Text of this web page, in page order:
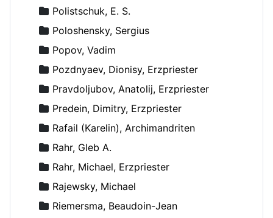
Polistschuk, E. S.
Poloshensky, Sergius
Popov, Vadim
Pozdnyaev, Dionisy, Erzpriester
Pravdoljubov, Anatolij, Erzpriester
Predein, Dimitry, Erzpriester
Rafail (Karelin), Archimandriten
Rahr, Gleb A.
Rahr, Michael, Erzpriester
Rajewsky, Michael
Riemersma, Beaudoin-Jean